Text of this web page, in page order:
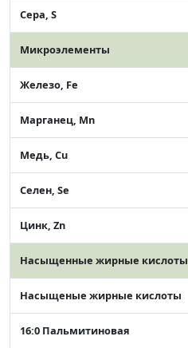
Сера, S
Микроэлементы
Железо, Fe
Марганец, Mn
Медь, Cu
Селен, Se
Цинк, Zn
Насыщенные жирные кислоты
Насыщеные жирные кислоты
16:0 Пальмитиновая